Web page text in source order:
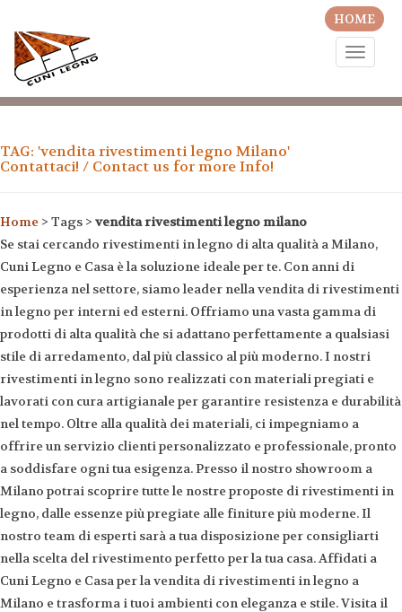
HOME
Toggle
TAG: 'vendita rivestimenti legno Milano'
Contattaci! / Contact us for more Info!
Home > Tags > vendita rivestimenti legno milano
Se stai cercando rivestimenti in legno di alta qualità a Milano,
Cuni Legno e Casa è la soluzione ideale per te. Con anni di
esperienza nel settore, siamo leader nella vendita di rivestimenti
in legno per interni ed esterni. Offriamo una vasta gamma di
prodotti di alta qualità che si adattano perfettamente a qualsiasi
stile di arredamento, dal più classico al più moderno. I nostri
rivestimenti in legno sono realizzati con materiali pregiati e
lavorati con cura artigianale per garantire resistenza e durabilità
nel tempo. Oltre alla qualità dei materiali, ci impegniamo a
offrire un servizio clienti personalizzato e professionale, pronto
a soddisfare ogni tua esigenza. Presso il nostro showroom a
Milano potrai scoprire tutte le nostre proposte di rivestimenti in
legno, dalle essenze più pregiate alle finiture più moderne. Il
nostro team di esperti sarà a tua disposizione per consigliarti
nella scelta del rivestimento perfetto per la tua casa. Affidati a
Cuni Legno e Casa per la vendita di rivestimenti in legno a
Milano e trasforma i tuoi ambienti con eleganza e stile. Visita il